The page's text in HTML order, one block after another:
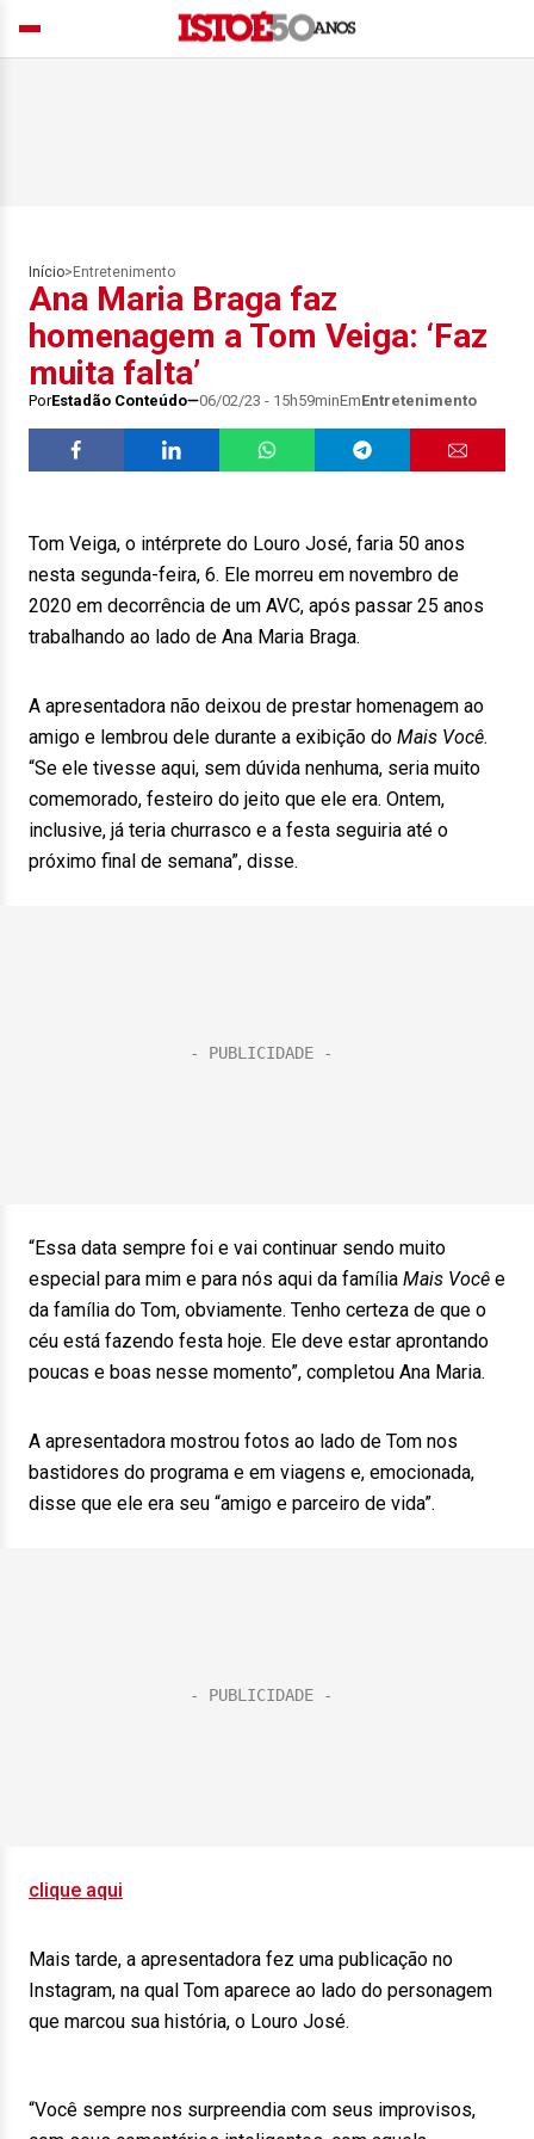
Início> Entretenimento
Ana Maria Braga faz
homenagem a Tom Veiga: ‘Faz
muita falta’
PorEstadão Conteúdo 06/02/23 - 15h59minEmEntretenimento
Tom Veiga, o intérprete do Louro José, faria 50 anos
nesta segunda-feira, 6. Ele morreu em novembro de
2020 em decorrência de um AVC, após passar 25 anos
trabalhando ao lado de Ana Maria Braga.
A apresentadora não deixou de prestar homenagem ao
amigo e lembrou dele durante a exibição do Mais Você.
“Se ele tivesse aqui, sem dúvida nenhuma, seria muito
comemorado, festeiro do jeito que ele era. Ontem,
inclusive, já teria churrasco e a festa seguiria até o
próximo final de semana”, disse.
“Essa data sempre foi e vai continuar sendo muito
especial para mim e para nós aqui da família Mais Você e
da família do Tom, obviamente. Tenho certeza de que o
céu está fazendo festa hoje. Ele deve estar aprontando
poucas e boas nesse momento”, completou Ana Maria.
A apresentadora mostrou fotos ao lado de Tom nos
bastidores do programa e em viagens e, emocionada,
disse que ele era seu “amigo e parceiro de vida”.
clique aqui
Mais tarde, a apresentadora fez uma publicação no
Instagram, na qual Tom aparece ao lado do personagem
que marcou sua história, o Louro José.
“Você sempre nos surpreendia com seus improvisos,